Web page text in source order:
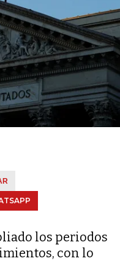
los periodos
con lo